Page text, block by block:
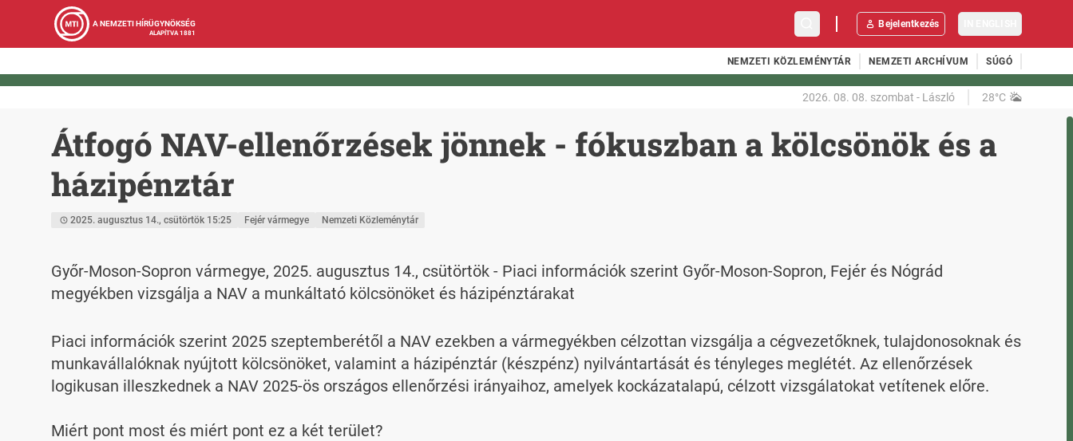
A NEMZETI HÍRÜGYNÖKSÉG
ALAPÍTVA 1881
Bejelentkezés
NEMZETI KÖZLEMÉNYTÁR NEMZETI ARCHÍVUM SÚGÓ
2026. 08. 08. szombat - László 28°C
Átfogó NAV-ellenőrzések jönnek - fókuszban a kölcsönök és a
házipénztár
2025. augusztus 14., csütörtök 15:25 Fejér vármegye Nemzeti Közleménytár
Győr-Moson-Sopron vármegye, 2025. augusztus 14., csütörtök - Piaci információk szerint Győr-Moson-Sopron, Fejér és Nógrád
megyékben vizsgálja a NAV a munkáltató kölcsönöket és házipénztárakat
Piaci információk szerint 2025 szeptemberétől a NAV ezekben a vármegyékben célzottan vizsgálja a cégvezetőknek, tulajdonosoknak és
munkavállalóknak nyújtott kölcsönöket, valamint a házipénztár (készpénz) nyilvántartását és tényleges meglétét. Az ellenőrzések
logikusan illeszkednek a NAV 2025-ös országos ellenőrzési irányaihoz, amelyek kockázatalapú, célzott vizsgálatokat vetítenek előre.
Miért pont most és miért pont ez a két terület?